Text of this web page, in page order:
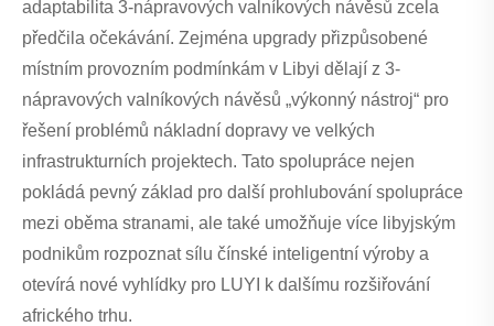
adaptabilita 3-nápravových valníkových návěsů zcela
předčila očekávání. Zejména upgrady přizpůsobené
místním provozním podmínkám v Libyi dělají z 3-
nápravových valníkových návěsů „výkonný nástroj“ pro
řešení problémů nákladní dopravy ve velkých
infrastrukturních projektech. Tato spolupráce nejen
pokládá pevný základ pro další prohlubování spolupráce
mezi oběma stranami, ale také umožňuje více libyjským
podnikům rozpoznat sílu čínské inteligentní výroby a
otevírá nové vyhlídky pro LUYI k dalšímu rozšiřování
afrického trhu.